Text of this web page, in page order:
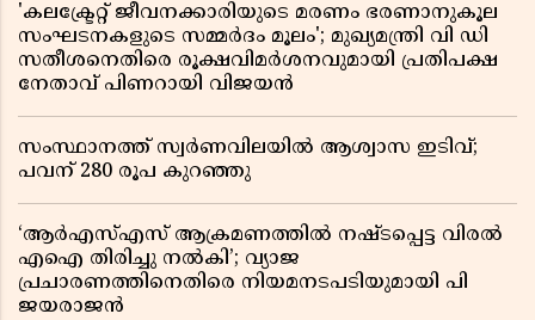
'കലക്ട്രേറ്റ് ജീവനക്കാരിയുടെ മരണം ഭരണാനുകൂല
സംഘടനകളുടെ സമ്മർദം മൂലം'; മുഖ്യമന്ത്രി വി ഡി
സതീശനെതിരെ രൂക്ഷവിമർശനവുമായി പ്രതിപക്ഷ
നേതാവ് പിണറായി വിജയൻ
സംസ്ഥാനത്ത് സ്വര്‍ണവിലയില്‍ ആശ്വാസ ഇടിവ്;
പവന് 280 രൂപ കുറഞ്ഞു
‘ആർഎസ്എസ് ആക്രമണത്തിൽ നഷ്ടപ്പെട്ട വിരൽ
എഐ തിരിച്ചു നൽകി’; വ്യാജ
പ്രചാരണത്തിനെതിരെ നിയമനടപടിയുമായി പി
ജയരാജൻ